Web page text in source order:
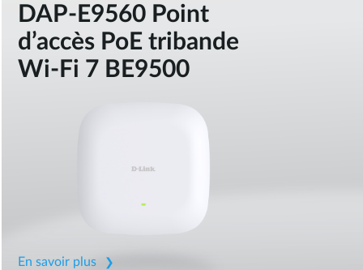
DAP-E9560 Point
d’accès PoE tribande
Wi-Fi 7 BE9500
En savoir plus